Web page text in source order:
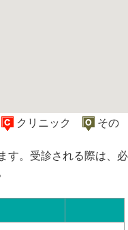
クリニック
その
す。受診される際は、必